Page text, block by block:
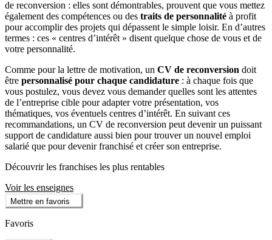
de reconversion : elles sont démontrables, prouvent que vous mettez
également des compétences ou des traits de personnalité à profit
pour accomplir des projets qui dépassent le simple loisir. En d’autres
termes : ces « centres d’intérêt » disent quelque chose de vous et de
votre personnalité.
Comme pour la lettre de motivation, un CV de reconversion doit
être personnalisé pour chaque candidature : à chaque fois que
vous postulez, vous devez vous demander quelles sont les attentes
de l’entreprise cible pour adapter votre présentation, vos
thématiques, vos éventuels centres d’intérêt. En suivant ces
recommandations, un CV de reconversion peut devenir un puissant
support de candidature aussi bien pour trouver un nouvel emploi
salarié que pour devenir franchisé et créer son entreprise.
Découvrir les franchises les plus rentables
Voir les enseignes
Mettre en favoris
Favoris